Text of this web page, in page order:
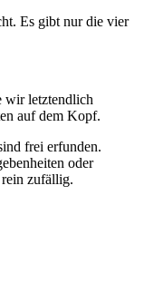
Es gibt nur die vier
wir letztendlich
auf dem Kopf.
frei erfunden.
oder
rein zufällig.